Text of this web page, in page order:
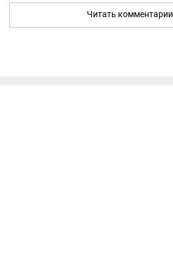
Читать комментарии